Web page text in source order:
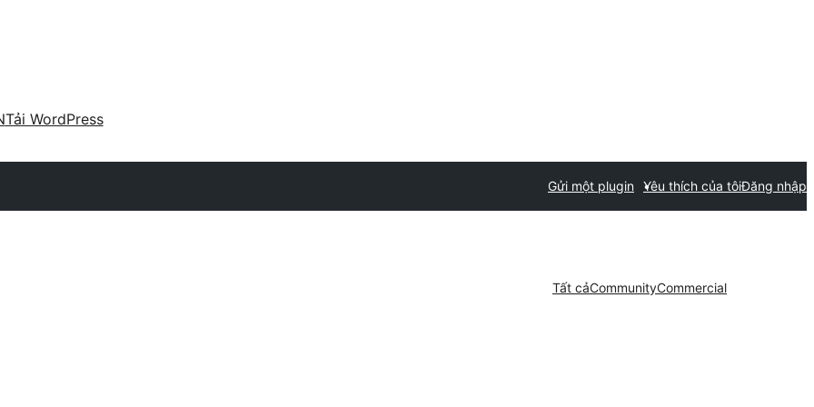
Tải WordPress
Gửi một plugin Yêu thích của tôiĐăng nhập
Tất cảCommunityCommercial